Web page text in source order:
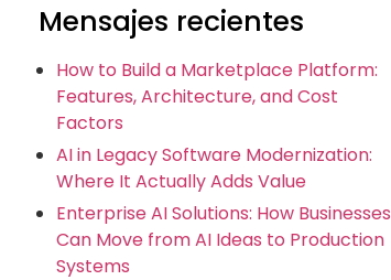
Mensajes recientes
How to Build a Marketplace Platform:
Features, Architecture, and Cost
Factors
AI in Legacy Software Modernization:
Where It Actually Adds Value
Enterprise AI Solutions: How Businesses
Can Move from AI Ideas to Production
Systems